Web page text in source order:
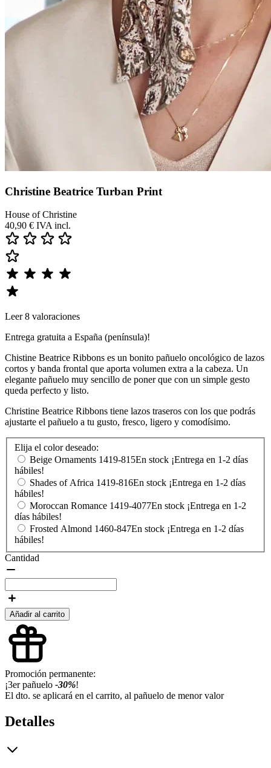
Christine Beatrice Turban Print
House of Christine
40,90 € IVA incl.
Leer 8 valoraciones
Entrega gratuita a España (península)!
Chistine Beatrice Ribbons es un bonito pañuelo oncológico de lazos
cortos y banda frontal que aporta volumen extra a la cabeza. Un
elegante pañuelo muy sencillo de poner que con un simple gesto
queda perfecto y listo.
Christine Beatrice Ribbons tiene lazos traseros con los que podrás
ajustarte el pañuelo a tu gusto, fresco, ligero y comodísimo.
Elija el color deseado:
Beige Ornaments 1419-815En stock ¡Entrega en 1-2 días
hábiles!
Shades of Africa 1419-816En stock ¡Entrega en 1-2 días
hábiles!
Moroccan Romance 1419-4077En stock ¡Entrega en 1-2
días hábiles!
Frosted Almond 1460-847En stock ¡Entrega en 1-2 días
hábiles!
Cantidad
Añadir al carrito
Promoción permanente:
¡3er pañuelo -30%!
El dto. se aplicará en el carrito, al pañuelo de menor valor
Detalles